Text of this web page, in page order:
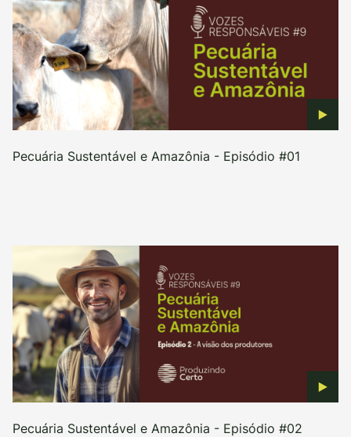
Pecuária Sustentável e Amazônia - Episódio #01
Pecuária Sustentável e Amazônia - Episódio #02